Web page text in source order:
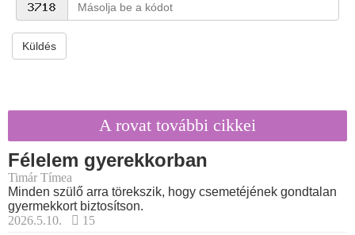
Küldés
A rovat további cikkei
Félelem gyerekkorban
Timár Tímea
Minden szülő arra törekszik, hogy csemetéjének gondtalan
gyermekkort biztosítson.
2026.5.10.
15